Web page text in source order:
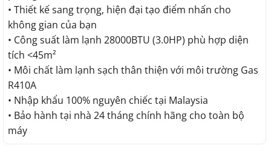
• Thiết kế sang trọng, hiện đại tạo điểm nhấn cho
không gian của bạn
• Công suất làm lạnh 28000BTU (3.0HP) phù hợp diện
tích <45m²
• Môi chất làm lạnh sạch thân thiện với môi trường Gas
R410A
• Nhập khẩu 100% nguyên chiếc tại Malaysia
• Bảo hành tại nhà 24 tháng chính hãng cho toàn bộ
máy